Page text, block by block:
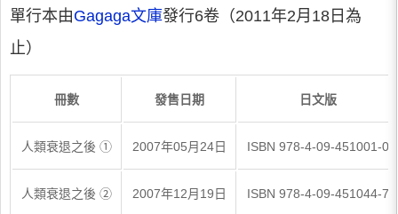
單行本由Gagaga文庫發行6卷（2011年2月18日為
止）
冊數 發售日期 日文版
人類衰退之後 ① 2007年05月24日 ISBN 978-4-09-451001-0
人類衰退之後 ② 2007年12月19日 ISBN 978-4-09-451044-7